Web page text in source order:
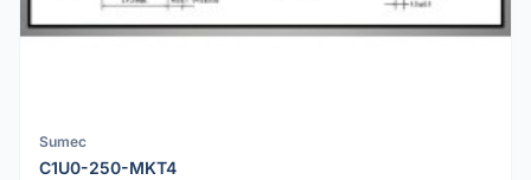
Sumec
C1U0-250-MKT4